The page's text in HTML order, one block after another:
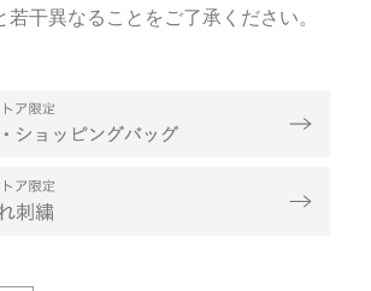
干異なることをご了承ください。